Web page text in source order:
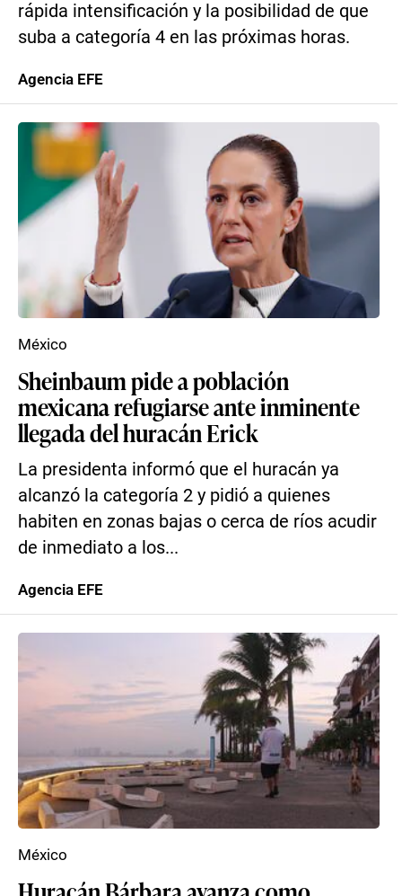
rápida intensificación y la posibilidad de que
suba a categoría 4 en las próximas horas.
Agencia EFE
Sheinbaum pide a población
mexicana refugiarse ante inminente
llegada del huracán Erick
La presidenta informó que el huracán ya
alcanzó la categoría 2 y pidió a quienes
habiten en zonas bajas o cerca de ríos acudir
de inmediato a los...
México
Agencia EFE
México